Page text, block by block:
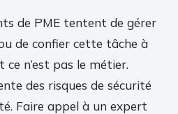
de PME tentent de gérer
de confier cette tâche à
n’est pas le métier.
des risques de sécurité
Faire appel à un expert